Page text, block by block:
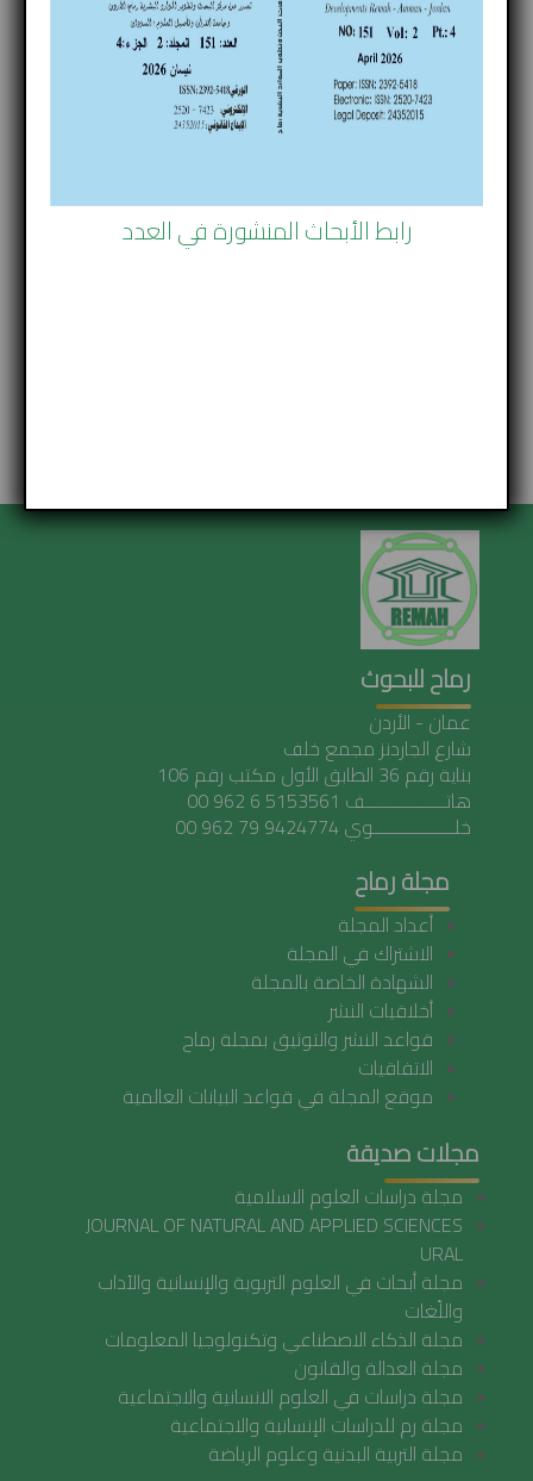
مجلة رماح للبحوث و الدراسات
الجزء الأول تحميل العدد
رماح للبحوث
عمان - الأردن
شارع الجاردنز مجمع خلف
بناية رقم 36 الطابق الأول مكتب رقم 106
هاتـــــــــــــــــف 5153561 6 962 00
خلـــــــــــــــــوي 9424774 79 962 00
مجلة رماح
أعداد المجلة
الاشتراك في المجلة
الشهادة الخاصة بالمجلة
أخلاقيات النشر
قواعد النشر والتوثيق بمجلة رماح
الاتفاقيات
موقع المجلة في قواعد البيانات العالمية
مجلات صديقة
مجلة دراسات العلوم الاسلامية
JOURNAL OF NATURAL AND APPLIED SCIENCES
URAL
مجلة أبحاث في العلوم التربوية والإنسانية والآداب
واللّغات
مجلة الذكاء الاصطناعي وتكنولوجيا المعلومات
مجلة العدالة والقانون
مجلة دراسات في العلوم الانسانية والاجتماعية
مجلة رم للدراسات الإنسانية والاجتماعية
مجلة التربية البدنية وعلوم الرياضة
رابط الأبحاث المنشورة في العدد